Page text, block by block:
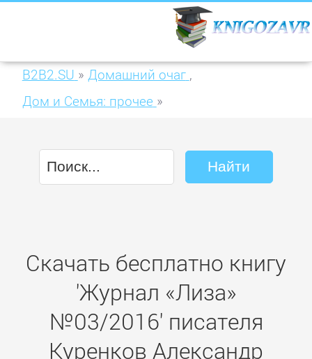
B2B2.SU » Домашний очаг ,
Дом и Семья: прочее »
Скачать бесплатно книгу
'Журнал «Лиза»
№03/2016' писателя
Куренков Александр